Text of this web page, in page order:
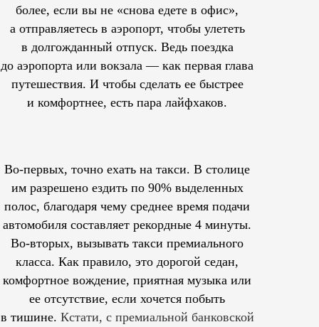
более, если вы не «снова едете в офис»,
а отправляетесь в аэропорт, чтобы улететь
в долгожданный отпуск. Ведь поездка
до аэропорта или вокзала — как первая глава
путешествия. И чтобы сделать ее быстрее
и комфортнее, есть пара лайфхаков.
Во-первых, точно ехать на такси. В столице
им разрешеноездить по 90% выделенных
полос, благодаря чему среднее время подачи
автомобиля составляет рекордные 4 минуты.
Во-вторых, вызывать такси премиального
класса. Как правило, это дорогой седан,
комфортное вождение, приятная музыка или
ее отсутствие, если хочется побыть
в тишине. Кстати, с премиальной банковской